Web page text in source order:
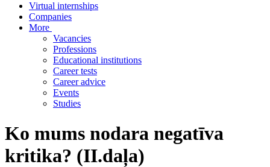
Virtual internships
Companies
More
Vacancies
Professions
Educational institutions
Career tests
Career advice
Events
Studies
Ko mums nodara negatīva
kritika? (II.daļa)